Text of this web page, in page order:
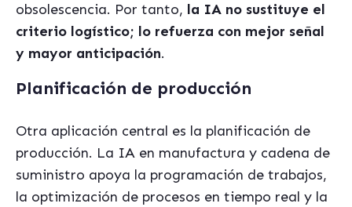
obsolescencia. Por tanto, la IA no sustituye el
criterio logístico; lo refuerza con mejor señal
y mayor anticipación.
Planificación de producción
Otra aplicación central es la planificación de
producción. La IA en manufactura y cadena de
suministro apoya la programación de trabajos,
la optimización de procesos en tiempo real y la